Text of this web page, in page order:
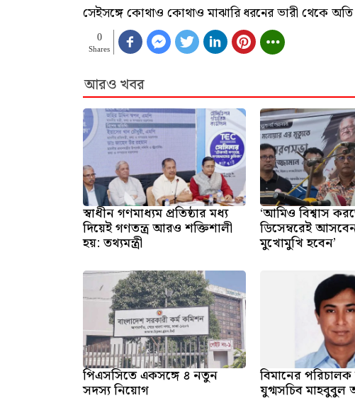
সেইসঙ্গে কোথাও কোথাও মাঝারি ধরনের ভারী থেকে অতি
0
Shares
আরও খবর
স্বাধীন গণমাধ্যম প্রতিষ্ঠার মধ্য
দিয়েই গণতন্ত্র আরও শক্তিশালী
হয়: তথ্যমন্ত্রী
‘আমিও বিশ্বাস
ডিসেম্বরেই
মুখোমুখি হবেন’
পিএসসিতে একসঙ্গে ৪ নতুন
সদস্য নিয়োগ
বিমানের
যুগ্মসচিব মাহবুবুল